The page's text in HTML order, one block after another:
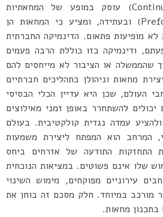
(Continuum) עוסק במופע של המחאתיות
(Preforming Protestability) ובעתידה, ומציע כי המחאות הן
לא מופיעות פתאום. הדינמיקה החברתית
ודינמיקה כזו כוללת הרבה פעמים
שהממשלה או הציבור לא מייחסים להם
מחאות וניהולן כתהליכים חברתיים
העולם, שכן היא עדיין הכלי הבסיסי
להשתחרר באופן זמני מאילוצים
ולהציע עמדה נגדית קולקטיבית. בעולם
המרחב הוא המפתח ליצירת משמעות
התחזקות התודעה של אזרחים ביחס
שלו אינם פשוטים. במציאות הנוכחית
עירוניים מפוקחים, מימוש השינוי
מורכב במיוחד. חלק מסכם זה בוחן את
בתכנון מחאות.